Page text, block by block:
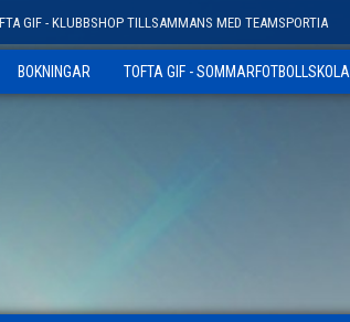
GIF - KLUBBSHOP TILLSAMMANS MED TEAMSPORTIA
BOKNINGAR TOFTA GIF - SOMMARFOTBOLLSKOLA